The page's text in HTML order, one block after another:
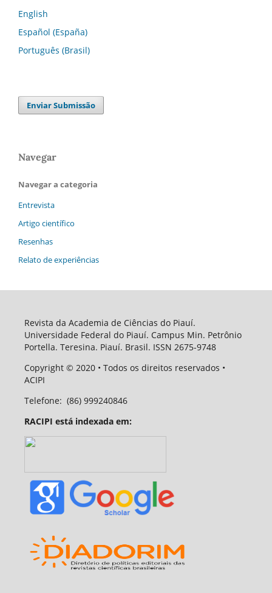
English
Español (España)
Português (Brasil)
Enviar Submissão
Navegar
Navegar a categoria
Entrevista
Artigo científico
Resenhas
Relato de experiências
Revista da Academia de Ciências do Piauí.
Universidade Federal do Piauí. Campus Min. Petrônio
Portella. Teresina. Piauí. Brasil. ISSN 2675-9748
Copyright © 2020 • Todos os direitos reservados •
ACIPI
Telefone: (86) 999240846
RACIPI está indexada em: